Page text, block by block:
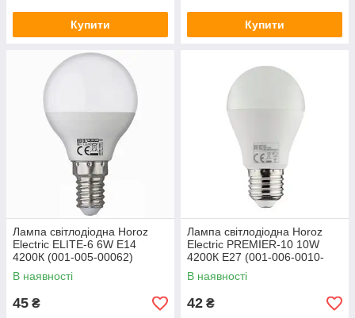
Купити Купити
Лампа світлодіодна Horoz
Electric ELITE-6 6W Е14
4200К (001-005-00062)
В наявності
45 ₴
Лампа світлодіодна Horoz
Electric PREMIER-10 10W
4200К E27 (001-006-0010-
033)
В наявності
42 ₴